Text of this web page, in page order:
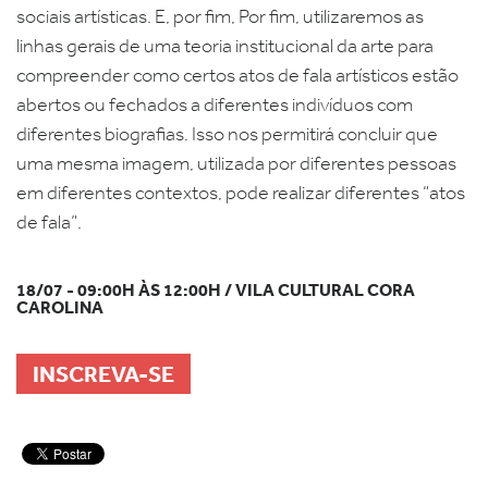
sociais artísticas. E, por fim, Por fim, utilizaremos as
linhas gerais de uma teoria institucional da arte para
compreender como certos atos de fala artísticos estão
abertos ou fechados a diferentes indivíduos com
diferentes biografias. Isso nos permitirá concluir que
uma mesma imagem, utilizada por diferentes pessoas
em diferentes contextos, pode realizar diferentes “atos
de fala”.
18/07 - 09:00H ÀS 12:00H / VILA CULTURAL CORA
CAROLINA
INSCREVA-SE